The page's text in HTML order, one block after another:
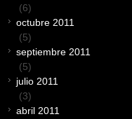
(6)
octubre 2011
(5)
septiembre 2011
(5)
julio 2011
(3)
abril 2011